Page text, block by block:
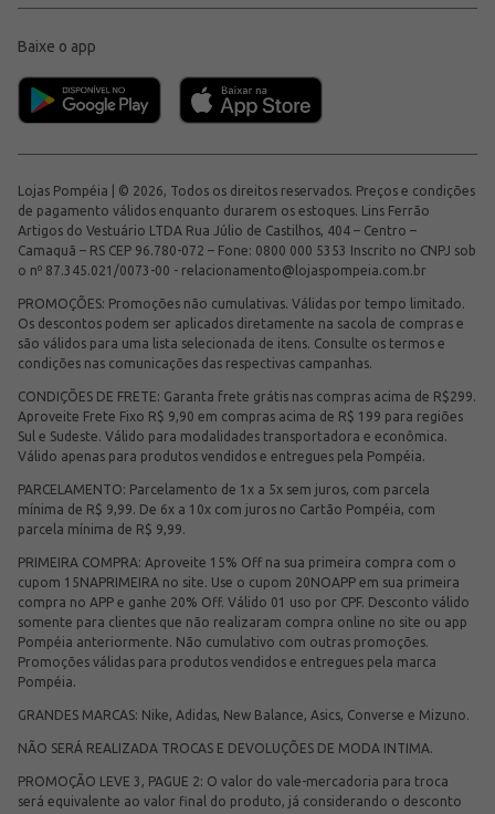
Baixe o app
Lojas Pompéia | © 2026, Todos os direitos reservados. Preços e condições
de pagamento válidos enquanto durarem os estoques. Lins Ferrão
Artigos do Vestuário LTDA Rua Júlio de Castilhos, 404 – Centro –
Camaquã – RS CEP 96.780-072 – Fone: 0800 000 5353 Inscrito no CNPJ sob
o nº 87.345.021/0073-00 - relacionamento@lojaspompeia.com.br
PROMOÇÕES: Promoções não cumulativas. Válidas por tempo limitado.
Os descontos podem ser aplicados diretamente na sacola de compras e
são válidos para uma lista selecionada de itens. Consulte os termos e
condições nas comunicações das respectivas campanhas.
CONDIÇÕES DE FRETE: Garanta frete grátis nas compras acima de R$299.
Aproveite Frete Fixo R$ 9,90 em compras acima de R$ 199 para regiões
Sul e Sudeste. Válido para modalidades transportadora e econômica.
Válido apenas para produtos vendidos e entregues pela Pompéia.
PARCELAMENTO: Parcelamento de 1x a 5x sem juros, com parcela
mínima de R$ 9,99. De 6x a 10x com juros no Cartão Pompéia, com
parcela mínima de R$ 9,99.
PRIMEIRA COMPRA: Aproveite 15% Off na sua primeira compra com o
cupom 15NAPRIMEIRA no site. Use o cupom 20NOAPP em sua primeira
compra no APP e ganhe 20% Off. Válido 01 uso por CPF. Desconto válido
somente para clientes que não realizaram compra online no site ou app
Pompéia anteriormente. Não cumulativo com outras promoções.
Promoções válidas para produtos vendidos e entregues pela marca
Pompéia.
GRANDES MARCAS: Nike, Adidas, New Balance, Asics, Converse e Mizuno.
NÃO SERÁ REALIZADA TROCAS E DEVOLUÇÕES DE MODA INTIMA.
PROMOÇÃO LEVE 3, PAGUE 2: O valor do vale-mercadoria para troca
será equivalente ao valor final do produto, já considerando o desconto